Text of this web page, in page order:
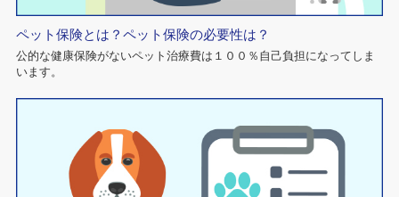
ペット保険とは？ペット保険の必要性は？
公的な健康保険がないペット治療費は１００％自己負担になってしま
います。